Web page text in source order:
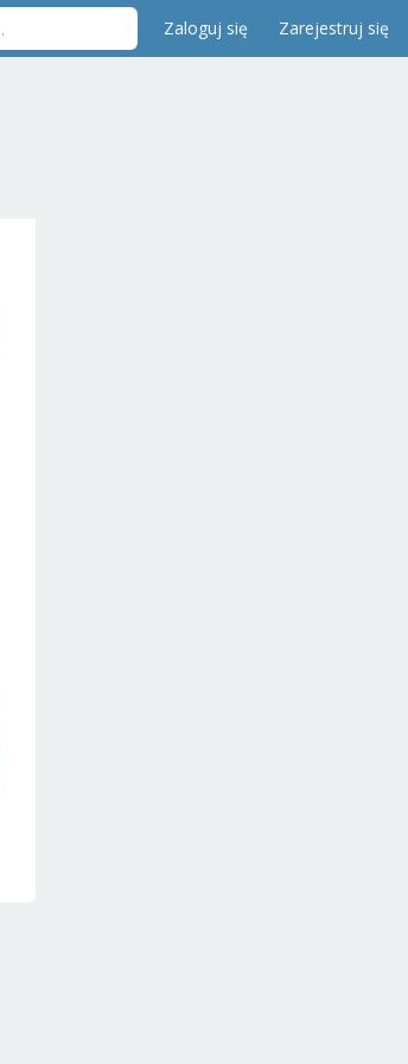
Zaloguj się Zarejestruj się